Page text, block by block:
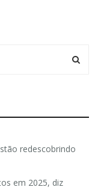
redescobrindo
em 2025, diz